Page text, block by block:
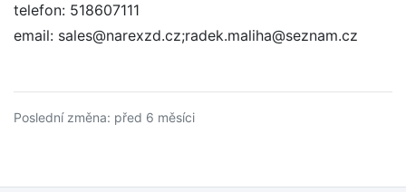
telefon: 518607111
email: sales@narexzd.cz;radek.maliha@seznam.cz
Poslední změna: před 6 měsíci